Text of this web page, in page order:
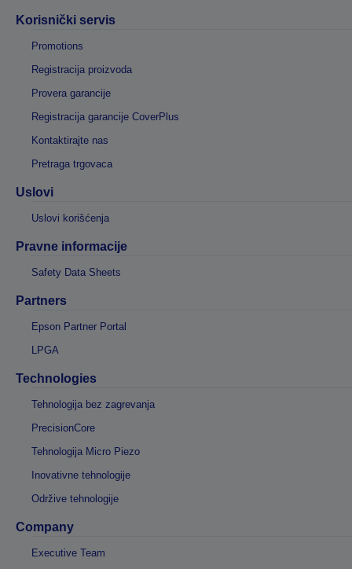
Korisnički servis
Promotions
Registracija proizvoda
Provera garancije
Registracija garancije CoverPlus
Kontaktirajte nas
Pretraga trgovaca
Uslovi
Uslovi korišćenja
Pravne informacije
Safety Data Sheets
Partners
Epson Partner Portal
LPGA
Technologies
Tehnologija bez zagrevanja
PrecisionCore
Tehnologija Micro Piezo
Inovativne tehnologije
Održive tehnologije
Company
Executive Team